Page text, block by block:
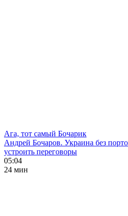
Ага, тот самый Бочарик
Андрей Бочаров. Украина без
устроить переговоры
05:04
24 мин